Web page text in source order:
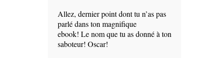
Allez, dernier point dont tu n’as pas
parlé dans ton magnifique
ebook! Le nom que tu as donné à ton
saboteur! Oscar!